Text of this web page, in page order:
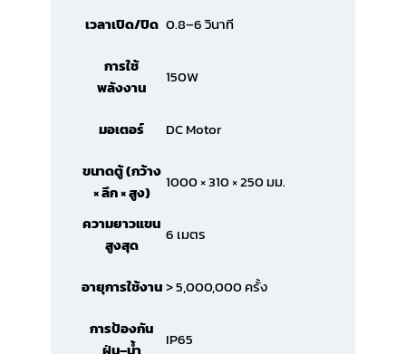
เวลาเปิด/ปิด 0.8–6 วินาที
การใช้
พลังงาน
150W
มอเตอร์ DC Motor
ขนาดตู้ (กว้าง
× ลึก × สูง)
1000 × 310 × 250 มม.
ความยาวแขน
สูงสุด
6 เมตร
อายุการใช้งาน > 5,000,000 ครั้ง
การป้องกัน
IP65